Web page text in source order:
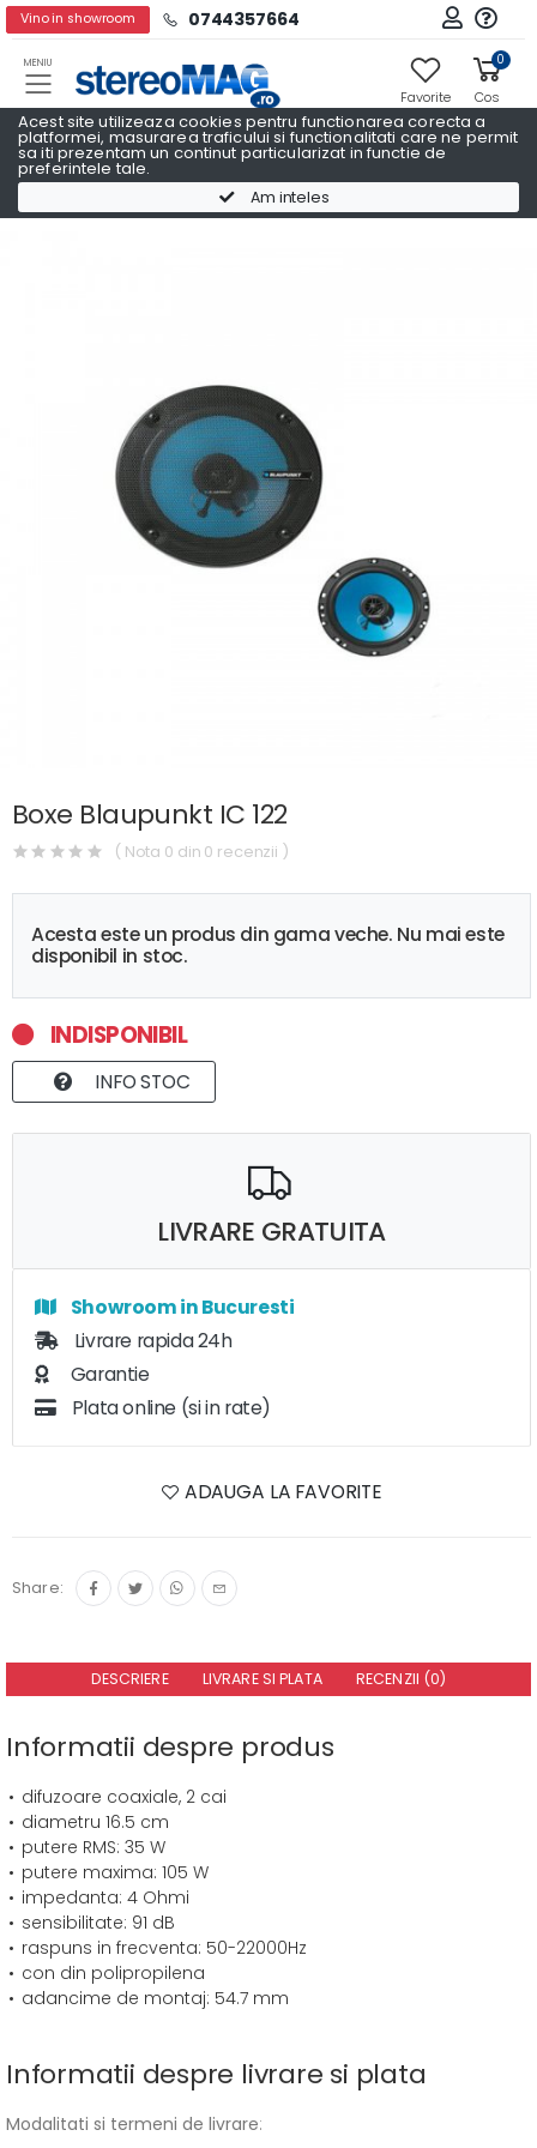
Acest site utilizeaza cookies pentru functionarea corecta a
platformei, masurarea traficului si functionalitati care ne permit
sa iti prezentam un continut particularizat in functie de
preferintele tale.
Am inteles
Vino in showroom 0744357664
MENIU
Favorite
0
Cos
Boxe 16,5 cm BLAUPUNKT
Boxe Blaupunkt IC 122
( Nota 0 din 0 recenzii )
Acesta este un produs din gama veche. Nu mai este
disponibil in stoc.
INDISPONIBIL
INFO STOC
LIVRARE GRATUITA
Showroom in Bucuresti
Livrare rapida 24h
Garantie
Plata online (si in rate)
ADAUGA LA FAVORITE
Share:
DESCRIERE LIVRARE SI PLATA RECENZII (0)
Informatii despre produs
difuzoare coaxiale, 2 cai
diametru 16.5 cm
putere RMS: 35 W
putere maxima: 105 W
impedanta: 4 Ohmi
sensibilitate: 91 dB
raspuns in frecventa: 50-22000Hz
con din polipropilena
adancime de montaj: 54.7 mm
Informatii despre livrare si plata
Modalitati si termeni de livrare: